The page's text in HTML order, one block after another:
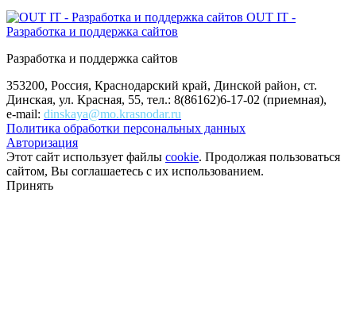
OUT IT -
Разработка и поддержка сайтов
Разработка и поддержка сайтов
353200, Россия, Краснодарский край, Динской район, ст.
Динская, ул. Красная, 55, тел.: 8(86162)6-17-02 (приемная),
e-mail: dinskaya@mo.krasnodar.ru
Политика обработки персональных данных
Авторизация
Этот сайт использует файлы cookie. Продолжая пользоваться
сайтом, Вы соглашаетесь с их использованием.
Принять